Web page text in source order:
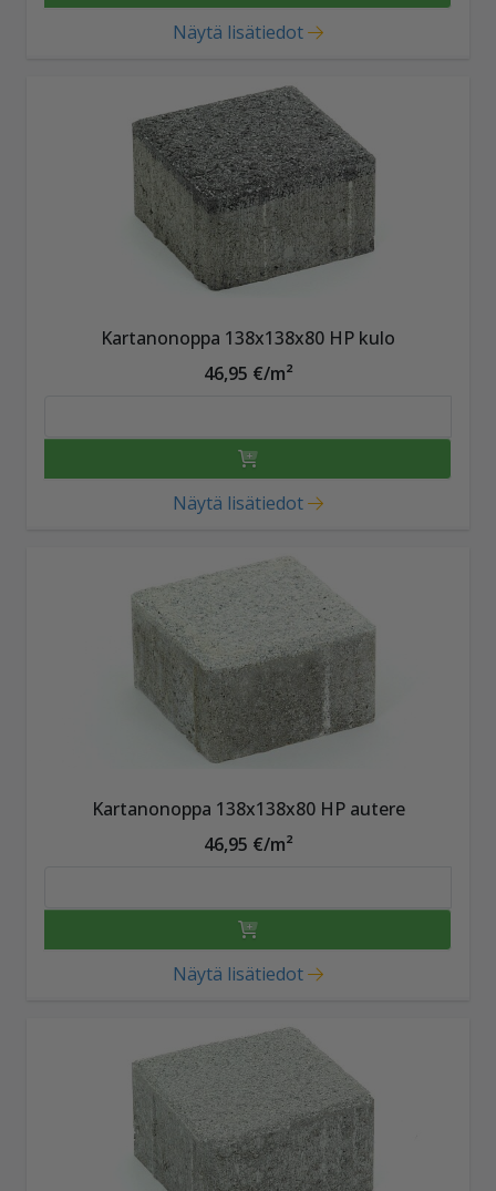
Näytä lisätiedot
Kartanonoppa 138x138x80 HP kulo
46,95 €/m²
Näytä lisätiedot
Kartanonoppa 138x138x80 HP autere
46,95 €/m²
Näytä lisätiedot